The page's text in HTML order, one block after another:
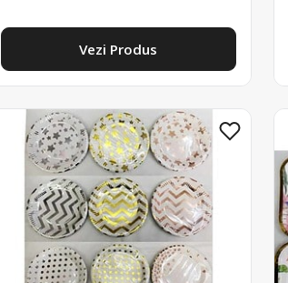
Vezi Produs